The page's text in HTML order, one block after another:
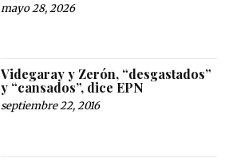
mayo 28, 2026
Videgaray y Zerón, “desgastados”
y “cansados”, dice EPN
septiembre 22, 2016